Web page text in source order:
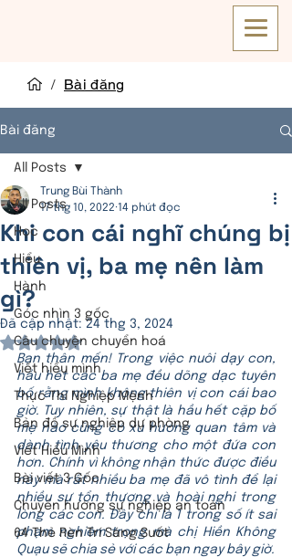
/ Bài đăng
Bài đăng
All Posts
Học
Hiểu
Hành
Góc nhìn 3 gốc
Câu chuyện chuyển hoá
Viết hiểu mình
Thực Thi Nghiệp Mệnh
Bản đồ sự nghiệp dự phòng
Viết Hiểu Mình
Bài viết 3 Gốc
Chuyển hướng sự nghiệp an toàn
64 Thẻ Rèn Trí Sáng Suốt
All Posts
Khi con cái nghĩ chúng bị
thiên vị, ba mẹ nên làm
gì?
Trung Bùi Thành
17 thg 10, 2022 14 phút đọc
Đã cập nhật: 24 thg 3, 2024
Đã xếp hạng NaN/5 sao.
Bạn thân mến! Trong việc nuôi dạy con,
hầu hết các ba mẹ đều dõng dạc tuyên
bố rằng mình không thiên vị con cái bao
giờ. Tuy nhiên, sự thật là hầu hết cặp bố
mẹ nào cũng có xu hướng quan tâm và
dành tình yêu thương cho một đứa con
hơn. Chính vì không nhận thức được điều
này mà rất nhiều ba mẹ đã vô tình để lại
nhiều sự tổn thương và hoài nghi trong
lòng các con. Đây chỉ là 1 trong số ít sai
phạm nghiêm trọng mà chị Hiền Không
Quạu sẽ chia sẻ với các bạn ngay bây giờ.